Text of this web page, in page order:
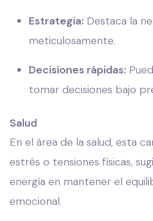
Estrategia: Destaca la
meticulosamente.
Decisiones rápidas:
tomar decisiones bajo
Salud
En el área de la salud, esta
estrés o tensiones físicas,
energía en mantener el
emocional.